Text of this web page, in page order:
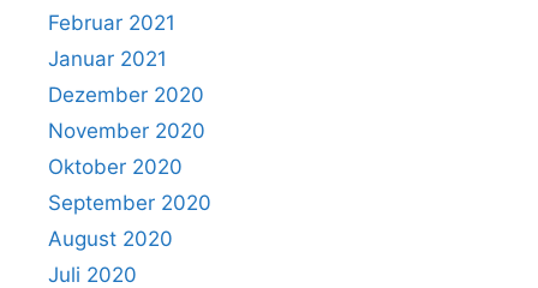
Februar 2021
Januar 2021
Dezember 2020
November 2020
Oktober 2020
September 2020
August 2020
Juli 2020